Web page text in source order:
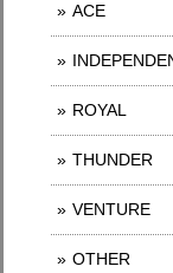
ACE
ROYAL
THUNDER
VENTURE
OTHER